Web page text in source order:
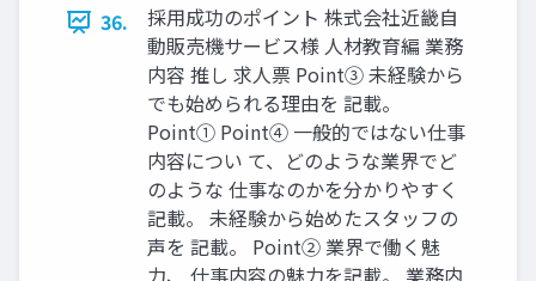
36.
採⽤成功のポイント 株式会社近畿⾃
動販売機サービス様 ⼈材教育編 業務
内容 推し 求⼈票 Point③ 未経験から
でも始められる理由を 記載。
Point① Point④ ⼀般的ではない仕事
内容につい て、どのような業界でど
のような 仕事なのかを分かりやすく
記載。 未経験から始めたスタッフの
声を 記載。 Point② 業界で働く魅